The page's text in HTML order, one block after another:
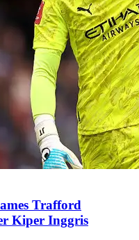
Trafford
Kiper Inggris